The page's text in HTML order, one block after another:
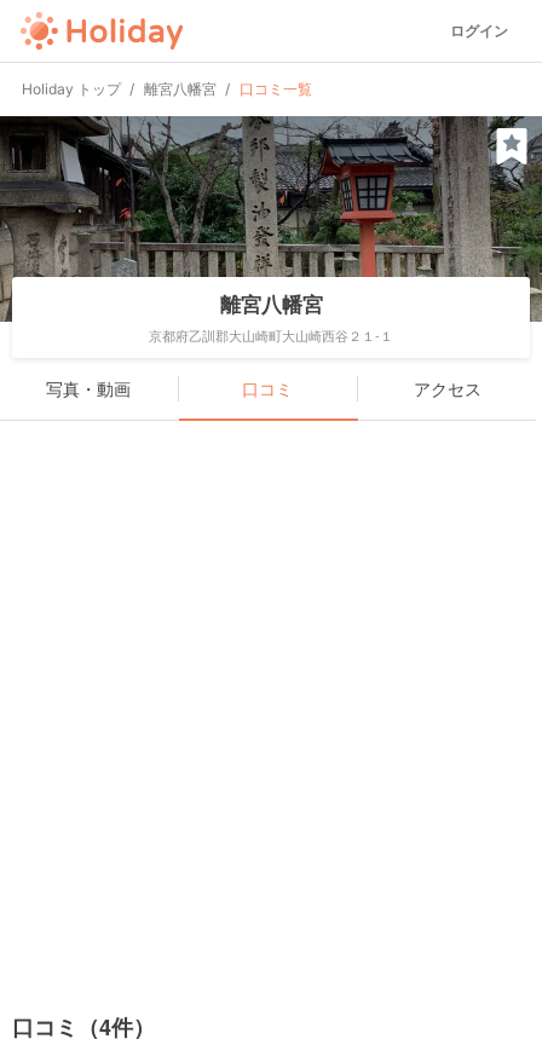
ログイン
Holiday トップ 離宮八幡宮 口コミ一覧
離宮八幡宮
京都府乙訓郡大山崎町大山崎西谷２１-１
写真・動画 口コミ アクセス
口コミ（4件）